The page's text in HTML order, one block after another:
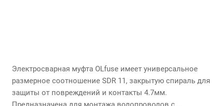
Электросварная муфта OLfuse имеет универсальное
размерное соотношение SDR 11, закрытую спираль для
защиты от повреждений и контакты 4.7мм.